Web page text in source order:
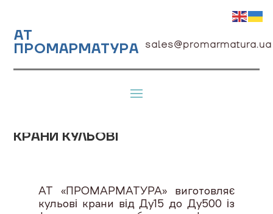
АТ
ПРОМАРМАТУРА sales@promarmatura.ua
КРАНИ КУЛЬОВІ
АТ «ПРОМАРМАТУРА» виготовляє
кульові крани від Ду15 до Ду500 із